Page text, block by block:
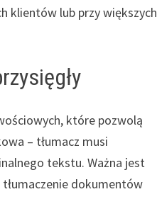
klientów lub przy większych
które pozwolą
– tłumacz musi
tekstu. Ważna jest
dokumentów